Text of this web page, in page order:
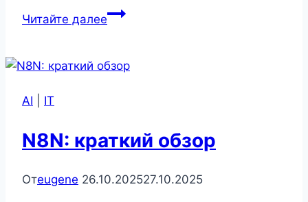
Читайте далееШаблоны
руководство
AI IT
N8N: краткий обзор
Отeugene 26.10.202527.10.2025